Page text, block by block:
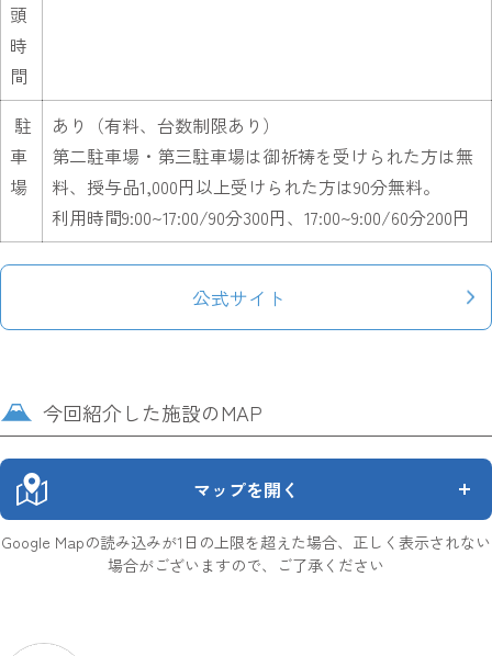
頭
時
間
駐
車
場
あり（有料、台数制限あり）
第二駐車場・第三駐車場は御祈祷を受けられた方は無
料、授与品1,000円以上受けられた方は90分無料。
利用時間9:00~17:00/90分300円、17:00~9:00/60分200円
公式サイト
今回紹介した施設のMAP
マップを開く
Google Mapの読み込みが1日の上限を超えた場合、正しく表示されない
場合がございますので、ご了承ください